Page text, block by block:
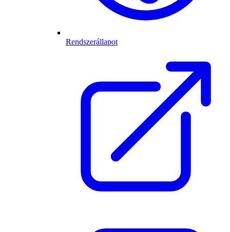
Rendszerállapot